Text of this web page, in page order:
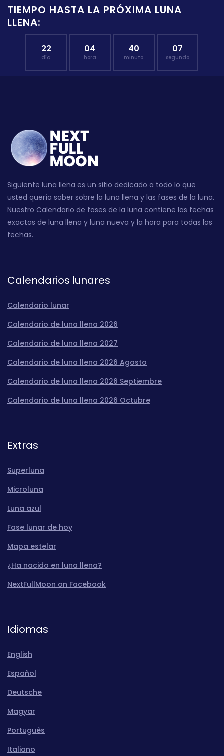
TIEMPO HASTA LA PRÓXIMA LUNA
LLENA:
22
día
04
hora
40
minuto
06
segundo
Siguiente luna llena es un sitio dedicado a todo lo que
usted quería saber sobre la luna llena y las fases de la luna.
Nuestro Calendario de fases de la luna contiene las fechas
exactas de luna llena y luna nueva y la hora para todas las
fechas.
Calendarios lunares
Calendario lunar
Calendario de luna llena 2026
Calendario de luna llena 2027
Calendario de luna llena 2026 Agosto
Calendario de luna llena 2026 Septiembre
Calendario de luna llena 2026 Octubre
Extras
Superluna
Microluna
Luna azul
Fase lunar de hoy
Mapa estelar
¿Ha nacido en luna llena?
NextFullMoon on Facebook
Idiomas
English
Español
Deutsche
Magyar
Português
Italiano